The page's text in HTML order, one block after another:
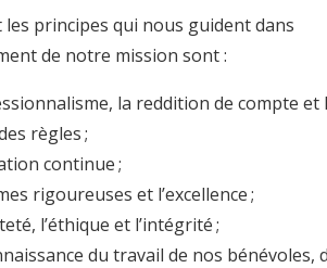
les principes qui nous guident dans
de notre mission sont :
la reddition de compte et
règles ;
continue ;
rigoureuses et l’excellence ;
l’éthique et l’intégrité ;
du travail de nos bénévoles,